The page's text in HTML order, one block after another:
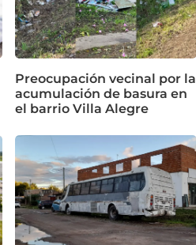
Preocupación vecinal por la
acumulación de basura en
el barrio Villa Alegre